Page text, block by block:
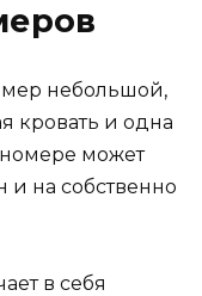
небольшой,
кровать и одна
номере может
и на собственно
в себя